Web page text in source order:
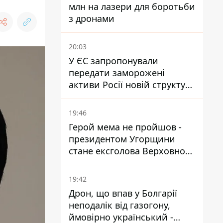
млн на лазери для боротьби
з дронами
20:03
У ЄС запропонували
передати заморожені
активи Росії новій структурі
блоку
19:46
Герой мема не пройшов -
президентом Угорщини
стане ексголова Верховного
Суду, якого критикував
Орбан
19:42
Дрон, що впав у Болгарії
неподалік від газогону,
ймовірно український -